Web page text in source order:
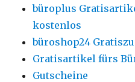
büroplus
kostenlos
büroshop24
Gratisartikel fürs
Gutscheine